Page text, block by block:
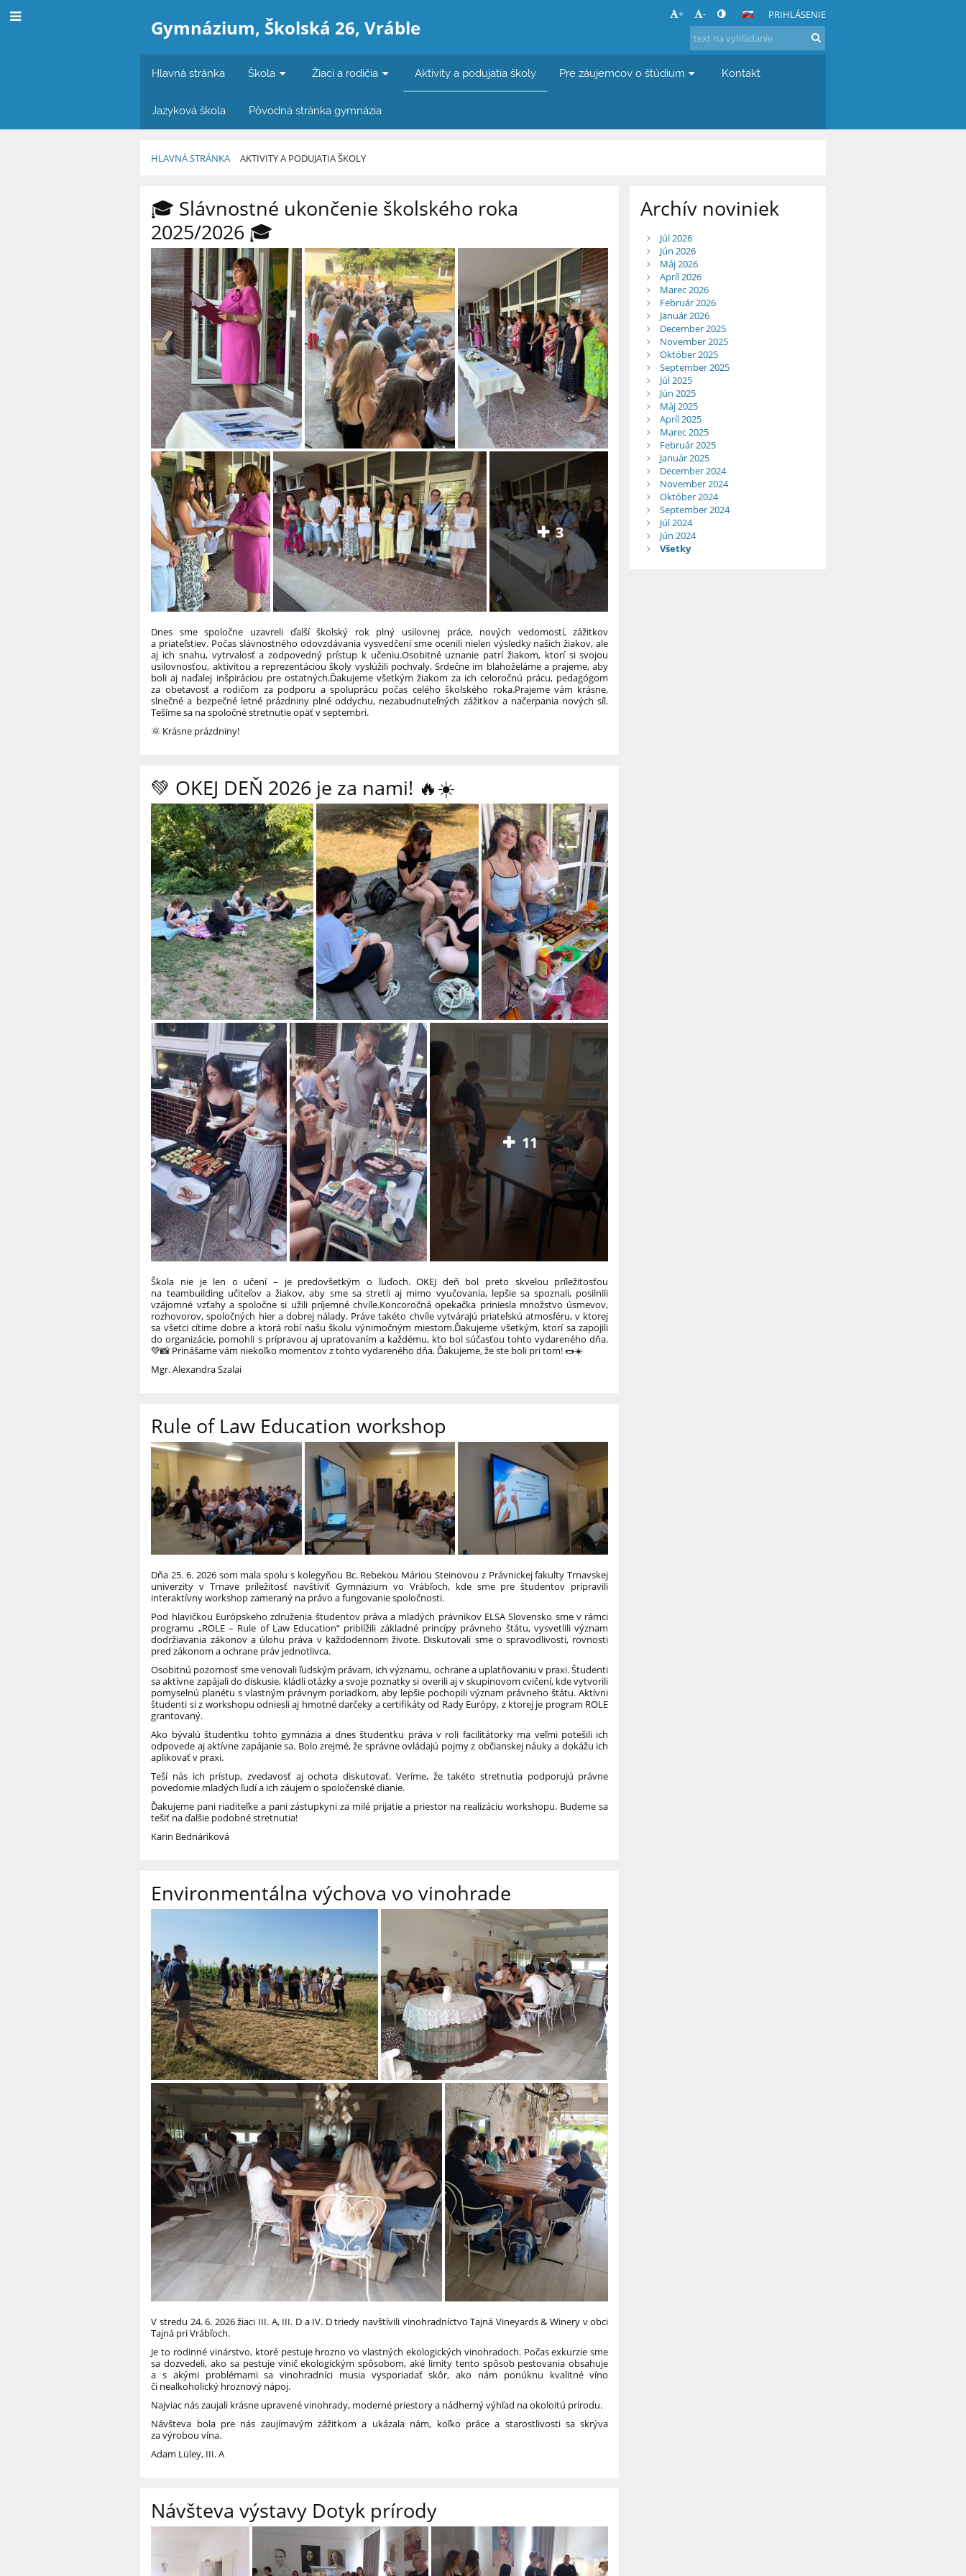
Gymnázium, Školská 26, Vráble
+ - PRIHLÁSENIE
Hlavná stránka Škola Žiaci a rodičia Aktivity a podujatia školy Pre záujemcov o štúdium Kontakt
Jazyková škola Pôvodná stránka gymnázia
HLAVNÁ STRÁNKA AKTIVITY A PODUJATIA ŠKOLY
Aktivity
a
podujatia
školy
🎓 Slávnostné ukončenie školského roka
2025/2026 🎓
3
Dnes sme spoločne uzavreli ďalší školský rok plný usilovnej práce, nových vedomostí, zážitkov
a priateľstiev. Počas slávnostného odovzdávania vysvedčení sme ocenili nielen výsledky našich žiakov, ale
aj ich snahu, vytrvalosť a zodpovedný prístup k učeniu.Osobitné uznanie patrí žiakom, ktorí si svojou
usilovnosťou, aktivitou a reprezentáciou školy vyslúžili pochvaly. Srdečne im blahoželáme a prajeme, aby
boli aj naďalej inšpiráciou pre ostatných.Ďakujeme všetkým žiakom za ich celoročnú prácu, pedagógom
za obetavosť a rodičom za podporu a spoluprácu počas celého školského roka.Prajeme vám krásne,
slnečné a bezpečné letné prázdniny plné oddychu, nezabudnuteľných zážitkov a načerpania nových síl.
Tešíme sa na spoločné stretnutie opäť v septembri.
🌞 Krásne prázdniny!
💚 OKEJ DEŇ 2026 je za nami! 🔥☀️
11
Škola nie je len o učení – je predovšetkým o ľuďoch. OKEJ deň bol preto skvelou príležitosťou
na teambuilding učiteľov a žiakov, aby sme sa stretli aj mimo vyučovania, lepšie sa spoznali, posilnili
vzájomné vzťahy a spoločne si užili príjemné chvíle.Koncoročná opekačka priniesla množstvo úsmevov,
rozhovorov, spoločných hier a dobrej nálady. Práve takéto chvíle vytvárajú priateľskú atmosféru, v ktorej
sa všetci cítime dobre a ktorá robí našu školu výnimočným miestom.Ďakujeme všetkým, ktorí sa zapojili
do organizácie, pomohli s prípravou aj upratovaním a každému, kto bol súčasťou tohto vydareného dňa.
💚📸 Prinášame vám niekoľko momentov z tohto vydareného dňa. Ďakujeme, že ste boli pri tom! 🌭☀️
Mgr. Alexandra Szalai
Rule of Law Education workshop
Dňa 25. 6. 2026 som mala spolu s kolegyňou Bc. Rebekou Máriou Steinovou z Právnickej fakulty Trnavskej
univerzity v Trnave príležitosť navštíviť Gymnázium vo Vrábľoch, kde sme pre študentov pripravili
interaktívny workshop zameraný na právo a fungovanie spoločnosti.
Pod hlavičkou Európskeho združenia študentov práva a mladých právnikov ELSA Slovensko sme v rámci
programu „ROLE – Rule of Law Education“ priblížili základné princípy právneho štátu, vysvetlili význam
dodržiavania zákonov a úlohu práva v každodennom živote. Diskutovali sme o spravodlivosti, rovnosti
pred zákonom a ochrane práv jednotlivca.
Osobitnú pozornosť sme venovali ľudským právam, ich významu, ochrane a uplatňovaniu v praxi. Študenti
sa aktívne zapájali do diskusie, kládli otázky a svoje poznatky si overili aj v skupinovom cvičení, kde vytvorili
pomyselnú planétu s vlastným právnym poriadkom, aby lepšie pochopili význam právneho štátu. Aktívni
študenti si z workshopu odniesli aj hmotné darčeky a certifikáty od Rady Európy, z ktorej je program ROLE
grantovaný.
Ako bývalú študentku tohto gymnázia a dnes študentku práva v roli facilitátorky ma veľmi potešili ich
odpovede aj aktívne zapájanie sa. Bolo zrejmé, že správne ovládajú pojmy z občianskej náuky a dokážu ich
aplikovať v praxi.
Teší nás ich prístup, zvedavosť aj ochota diskutovať. Veríme, že takéto stretnutia podporujú právne
povedomie mladých ľudí a ich záujem o spoločenské dianie.
Ďakujeme pani riaditeľke a pani zástupkyni za milé prijatie a priestor na realizáciu workshopu. Budeme sa
tešiť na ďalšie podobné stretnutia!
Karin Bednáriková
Environmentálna výchova vo vinohrade
V stredu 24. 6. 2026 žiaci III. A, III. D a IV. D triedy navštívili vinohradníctvo Tajná Vineyards & Winery v obci
Tajná pri Vrábľoch.
Je to rodinné vinárstvo, ktoré pestuje hrozno vo vlastných ekologických vinohradoch. Počas exkurzie sme
sa dozvedeli, ako sa pestuje vinič ekologickým spôsobom, aké limity tento spôsob pestovania obsahuje
a s akými problémami sa vinohradníci musia vysporiadať skôr, ako nám ponúknu kvalitné víno
či nealkoholický hroznový nápoj.
Najviac nás zaujali krásne upravené vinohrady, moderné priestory a nádherný výhľad na okoloitú prírodu.
Návšteva bola pre nás zaujímavým zážitkom a ukázala nám, koľko práce a starostlivosti sa skrýva
za výrobou vína.
Adam Lüley, III. A
Návšteva výstavy Dotyk prírody
Archív noviniek
Júl 2026
Jún 2026
Máj 2026
Apríl 2026
Marec 2026
Február 2026
Január 2026
December 2025
November 2025
Október 2025
September 2025
Júl 2025
Jún 2025
Máj 2025
Apríl 2025
Marec 2025
Február 2025
Január 2025
December 2024
November 2024
Október 2024
September 2024
Júl 2024
Jún 2024
Všetky